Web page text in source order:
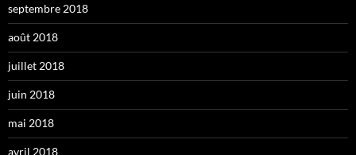
septembre 2018
août 2018
juillet 2018
juin 2018
mai 2018
avril 2018